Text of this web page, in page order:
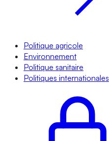
Politique agricole
Environnement
Politique sanitaire
Politiques internationales